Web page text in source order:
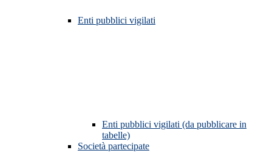
Enti pubblici vigilati
Enti pubblici vigilati (da pubblicare in
tabelle)
Società partecipate